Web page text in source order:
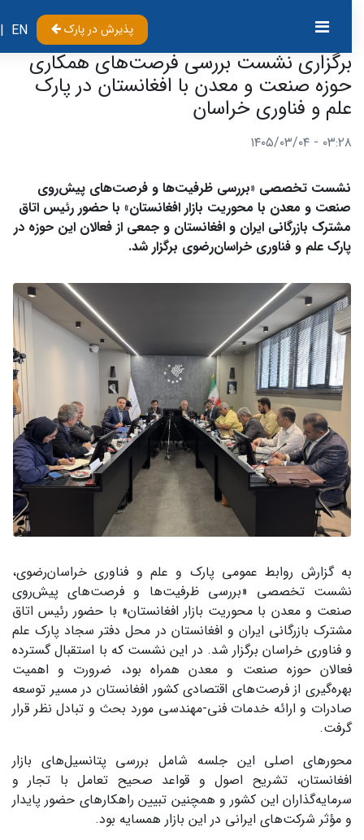
EN
| پذیرش در پارک
برگزاری نشست بررسی فرصت‌های همکاری‌
حوزه صنعت و معدن با افغانستان در پارک
علم و فناوری خراسان
۰۳:۲۸ - ۱۴۰۵/۰۳/۰۴
نشست تخصصی «بررسی ظرفیت‌ها و فرصت‌های پیش‌روی
صنعت و معدن با محوریت بازار افغانستان» با حضور رئیس اتاق
مشترک بازرگانی ایران و افغانستان و جمعی از فعالان این حوزه در
پارک علم و فناوری خراسان‌رضوی برگزار شد.
به گزارش روابط عمومی پارک و علم و فناوری خراسان‌رضوی،
نشست تخصصی «بررسی ظرفیت‌ها و فرصت‌های پیش‌روی
صنعت و معدن با محوریت بازار افغانستان» با حضور رئیس اتاق
مشترک بازرگانی ایران و افغانستان در محل دفتر سجاد پارک علم
و فناوری خراسان برگزار شد. در این نشست که با استقبال گسترده
فعالان حوزه صنعت و معدن همراه بود، ضرورت و اهمیت
بهره‌گیری از فرصت‌های اقتصادی کشور افغانستان در مسیر توسعه
صادرات و ارائه خدمات فنی-مهندسی مورد بحث و تبادل نظر قرار
گرفت.
محورهای اصلی این جلسه شامل بررسی پتانسیل‌های بازار
افغانستان، تشریح اصول و قواعد صحیح تعامل با تجار و
سرمایه‌گذاران این کشور و همچنین تبیین راهکارهای حضور پایدار
و مؤثر شرکت‌های ایرانی در این بازار همسایه بود.